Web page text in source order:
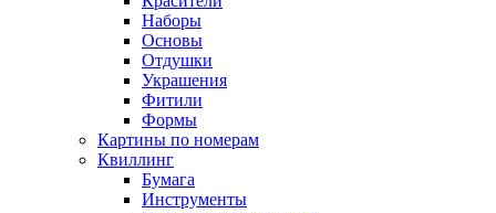
Наборы
Основы
Отдушки
Украшения
Фитили
Формы
Картины по номерам
Квиллинг
Бумага
Инструменты